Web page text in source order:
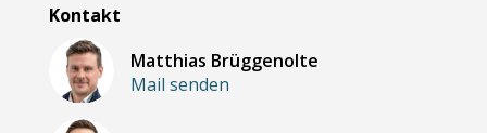
Kontakt
Matthias Brüggenolte
Mail senden